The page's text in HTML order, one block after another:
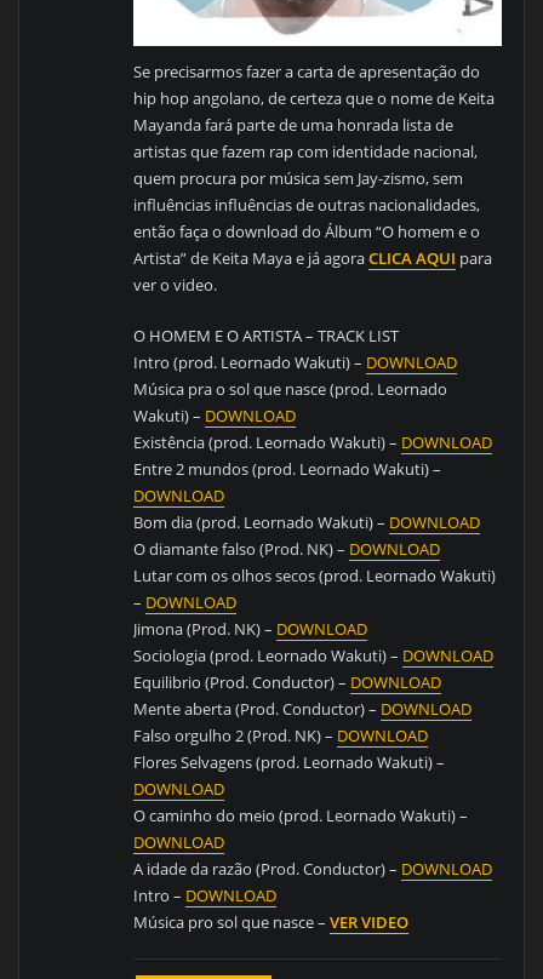
Se precisarmos fazer a carta de apresentação do
hip hop angolano, de certeza que o nome de Keita
Mayanda fará parte de uma honrada lista de
artistas que fazem rap com identidade nacional,
quem procura por música sem Jay-zismo, sem
influências influências de outras nacionalidades,
então faça o download do Álbum “O homem e o
Artista” de Keita Maya e já agoraCLICA AQUI para
ver o video.
O HOMEM E O ARTISTA – TRACK LIST
Intro (prod. Leornado Wakuti) – DOWNLOAD
Música pra o sol que nasce (prod. Leornado
Wakuti) – DOWNLOAD
Existência (prod. Leornado Wakuti) – DOWNLOAD
Entre 2 mundos (prod. Leornado Wakuti) –
DOWNLOAD
Bom dia (prod. Leornado Wakuti) – DOWNLOAD
O diamante falso (Prod. NK) – DOWNLOAD
Lutar com os olhos secos (prod. Leornado Wakuti)
– DOWNLOAD
Jimona (Prod. NK) – DOWNLOAD
Sociologia (prod. Leornado Wakuti) – DOWNLOAD
Equilibrio (Prod. Conductor) – DOWNLOAD
Mente aberta (Prod. Conductor) – DOWNLOAD
Falso orgulho 2 (Prod. NK) – DOWNLOAD
Flores Selvagens (prod. Leornado Wakuti) –
DOWNLOAD
O caminho do meio (prod. Leornado Wakuti) –
DOWNLOAD
A idade da razão (Prod. Conductor) – DOWNLOAD
Intro – DOWNLOAD
Música pro sol que nasce –VER VIDEO